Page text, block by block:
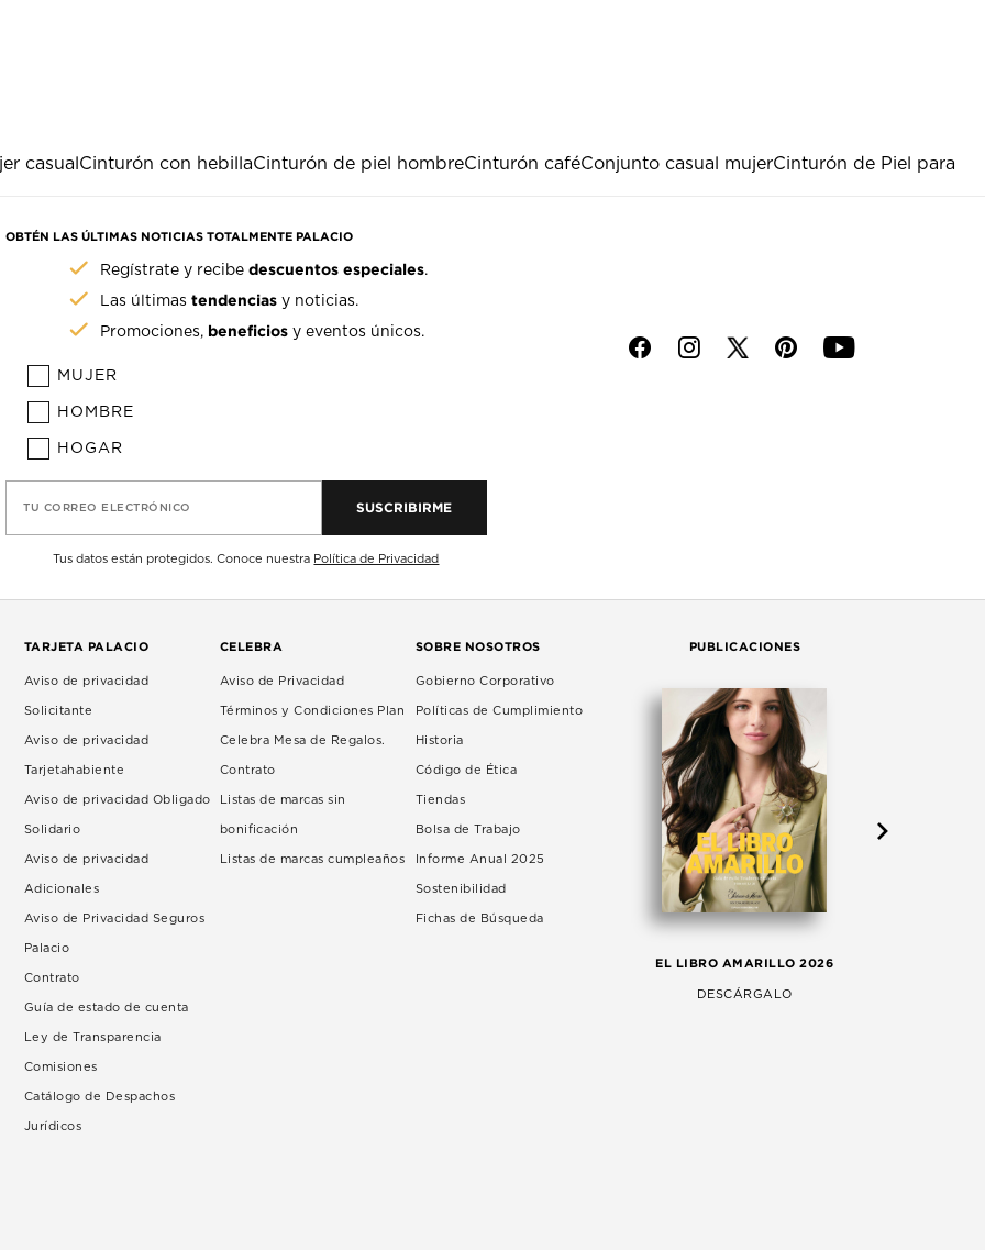
casual Cinturón con hebillaCinturón de piel hombreCinturón caféConjunto casual mujerCinturón de Piel para
OBTÉN LAS ÚLTIMAS NOTICIAS TOTALMENTE PALACIO
Regístrate y recibedescuentos especiales.
Las últimastendencias y noticias.
Promociones, beneficios y eventos únicos.
MUJER
HOMBRE
HOGAR
TU CORREO ELECTRÓNICO SUSCRIBIRME
Tus datos están protegidos. Conoce nuestra Política de Privacidad
f i p y
TARJETA PALACIO
Aviso de privacidad
Solicitante
Aviso de privacidad
Tarjetahabiente
Aviso de privacidad Obligado
Solidario
Aviso de privacidad
Adicionales
Aviso de Privacidad Seguros
Palacio
Contrato
Guía de estado de cuenta
Ley de Transparencia
Comisiones
Catálogo de Despachos
Jurídicos
CELEBRA
Aviso de Privacidad
Términos y Condiciones Plan
Celebra Mesa de Regalos.
Contrato
Listas de marcas sin
bonificación
Listas de marcas cumpleaños
SOBRE NOSOTROS
Gobierno Corporativo
Políticas de Cumplimiento
Historia
Código de Ética
Tiendas
Bolsa de Trabajo
Informe Anual 2025
Sostenibilidad
Fichas de Búsqueda
PUBLICACIONES
EL LIBRO AMARILLO 2026
DESCÁRGALO